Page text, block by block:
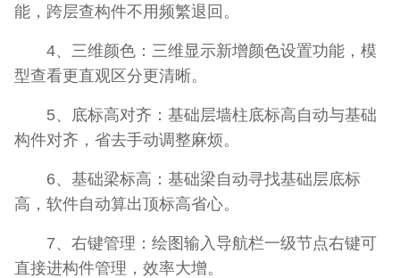
能，跨层查构件不用频繁退回。
4、三维颜色：三维显示新增颜色设置功能，模
型查看更直观区分更清晰。
5、底标高对齐：基础层墙柱底标高自动与基础
构件对齐，省去手动调整麻烦。
6、基础梁标高：基础梁自动寻找基础层底标
高，软件自动算出顶标高省心。
7、右键管理：绘图输入导航栏一级节点右键可
直接进构件管理，效率大增。